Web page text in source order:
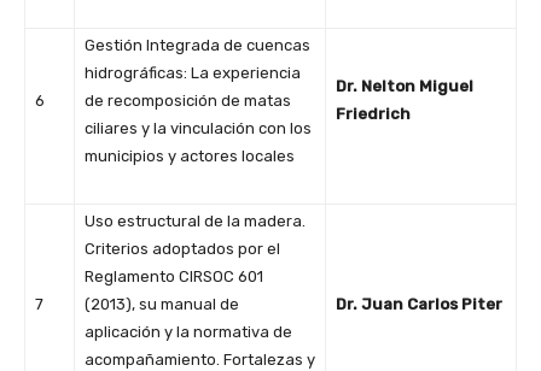
6
Gestión Integrada de cuencas
hidrográficas: La experiencia
de recomposición de matas
ciliares y la vinculación con los
municipios y actores locales
Dr. Nelton Miguel
Friedrich
7
Uso estructural de la madera.
Criterios adoptados por el
Reglamento CIRSOC 601
(2013), su manual de
aplicación y la normativa de
acompañamiento. Fortalezas y
Dr. Juan Carlos Piter